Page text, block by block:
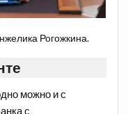
Рогожкина.
можно и с
с